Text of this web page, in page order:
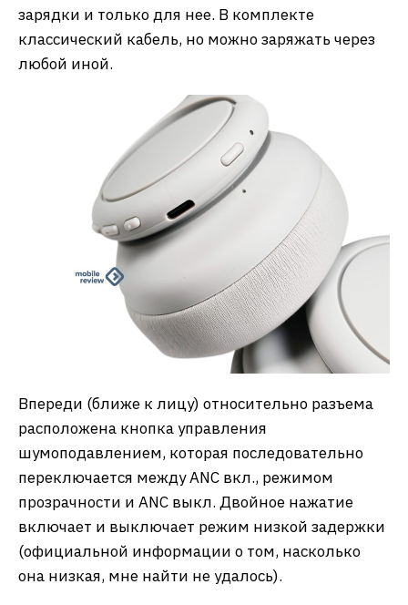
зарядки и только для нее. В комплекте
классический кабель, но можно заряжать через
любой иной.
Впереди (ближе к лицу) относительно разъема
расположена кнопка управления
шумоподавлением, которая последовательно
переключается между ANC вкл., режимом
прозрачности и ANC выкл. Двойное нажатие
включает и выключает режим низкой задержки
(официальной информации о том, насколько
она низкая, мне найти не удалось).